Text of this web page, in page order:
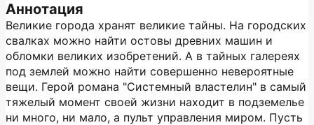
Аннотация
Великие города хранят великие тайны. На городских
свалках можно найти остовы древних машин и
обломки великих изобретений. А в тайных галереях
под землей можно найти совершенно невероятные
вещи. Герой романа "Системный властелин" в самый
тяжелый момент своей жизни находит в подземелье
ни много, ни мало, а пульт управления миром. Пусть